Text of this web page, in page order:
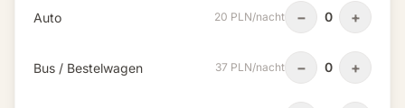
Auto 20 PLN/nacht − 0 +
Bus / Bestelwagen 37 PLN/nacht − 0 +